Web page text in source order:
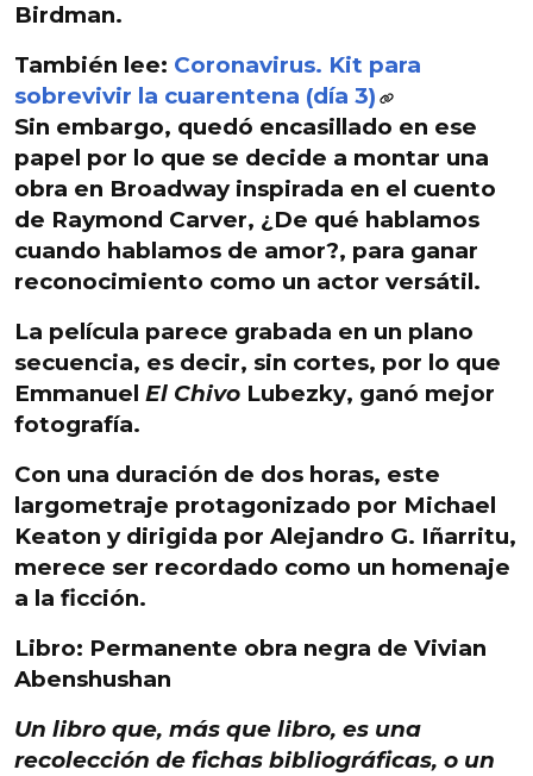
Birdman.
También lee: Coronavirus. Kit para
sobrevivir la cuarentena (día 3)
Sin embargo, quedó encasillado en ese
papel por lo que se decide a montar una
obra en Broadwayinspirada en el cuento
de Raymond Carver, ¿De qué hablamos
cuando hablamos de amor?, para ganar
reconocimiento como un actor versátil.
La película parece grabada en un plano
secuencia, es decir, sin cortes, por lo que
Emmanuel El Chivo Lubezky, ganó mejor
fotografía.
Con una duración de dos horas, este
largometraje protagonizado por Michael
Keaton y dirigida por Alejandro G. Iñarritu,
merece ser recordado como un homenaje
a la ficción.
Libro: Permanente obra negra de Vivian
Abenshushan
Un libro que, más que libro, es una
recolección de fichas bibliográficas, o un